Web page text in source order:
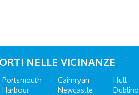
NELLE VICINANZE
Portsmouth
Harbour
Cairnryan
Newcastle
Hull
Dublino